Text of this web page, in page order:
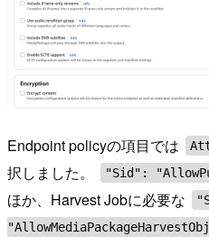
Endpoint policyの項目では
択しました。
"Sid":
ほか、Harvest Jobに必要な